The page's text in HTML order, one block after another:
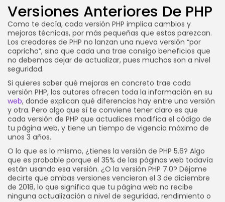
Versiones Anteriores De PHP
Como te decía, cada versión PHP implica cambios y
mejoras técnicas, por más pequeñas que estas parezcan.
Los creadores de PHP no lanzan una nueva versión “por
capricho”, sino que cada una trae consigo beneficios que
no debemos dejar de actualizar, pues muchos son a nivel
seguridad.
Si quieres saber qué mejoras en concreto trae cada
versión PHP, los autores ofrecen toda la información en su
web, donde explican qué diferencias hay entre una versión
y otra. Pero algo que sí te conviene tener claro es que
cada versión de PHP que actualices modifica el código de
tu página web, y tiene un tiempo de vigencia máximo de
unos 3 años.
O lo que es lo mismo, ¿tienes la versión de PHP 5.6? Algo
que es probable porque el 35% de las páginas web todavía
están usando esa versión. ¿O la versión PHP 7.0? Déjame
decirte que ambas versiones vencieron el 3 de diciembre
de 2018, lo que significa que tu página web no recibe
ninguna actualización a nivel de seguridad, rendimiento o